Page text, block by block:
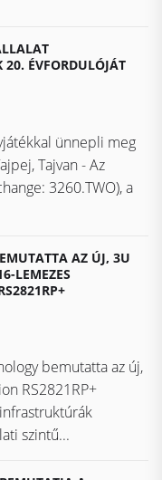
ÉVFORDULÓJÁT
ünnepli meg
Tajvan - Az
3260.TWO), a
AZ ÚJ, 3U
LEMEZES
bemutatta az új,
RS2821RP+
szintű...